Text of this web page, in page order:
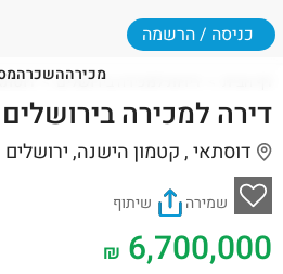
מכירההשכרה
כניסה / הרשמה
דירות למכירה בירושלים
דירה למכירה בירושלים
דוסתאי , קטמון הישנה, ירושלים
שמירה שיתוף
6,700,000
₪